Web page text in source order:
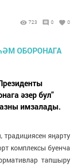
723 0 0
әзер бул"
имзалады.
яңарту
комплексы буенча
тапшыру